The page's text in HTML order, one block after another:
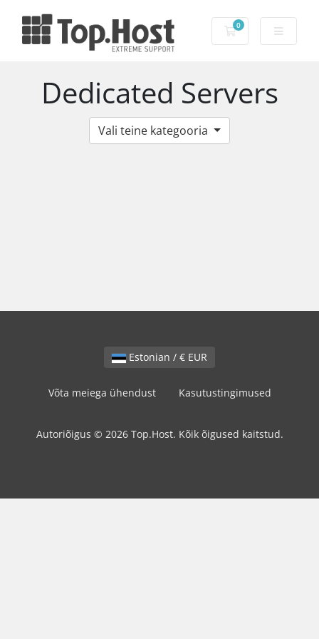
0
Ostukorv
Dedicated Servers
Vali teine kategooria
Estonian / € EUR
Võta meiega ühendust Kasutustingimused
Autoriõigus © 2026 Top.Host. Kõik õigused kaitstud.